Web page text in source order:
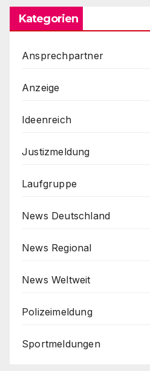
Kategorien
Ansprechpartner
Anzeige
Ideenreich
Justizmeldung
Laufgruppe
News Deutschland
News Regional
News Weltweit
Polizeimeldung
Sportmeldungen